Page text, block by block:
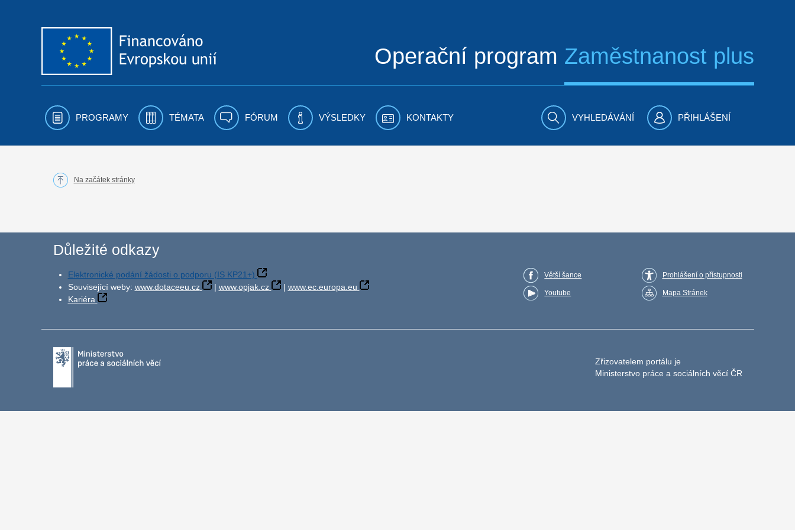
Operační program Zaměstnanost plus
PROGRAMY TÉMATA FÓRUM VÝSLEDKY KONTAKTY VYHLEDÁVÁNÍ PŘIHLÁŠENÍ
Na začátek stránky
Důležité odkazy
Elektronické podání žádosti o podporu (IS KP21+)
Související weby: www.dotaceeu.cz | www.opjak.cz | www.ec.europa.eu
Kariéra
Větší šance
Youtube
Prohlášení o přístupnosti
Mapa Stránek
Zřizovatelem portálu je
Ministerstvo práce a sociálních věcí ČR